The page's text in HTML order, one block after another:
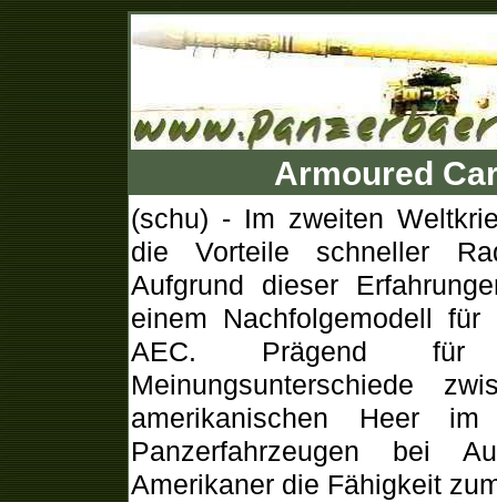
Armoured
(schu) - Im zweiten
die Vorteile schneller
Aufgrund dieser
einem Nachfolgemodell
AEC. Prägend für
Meinungsunterschiede
amerikanischen Heer
Panzerfahrzeugen bei
Amerikaner die Fähigkeit